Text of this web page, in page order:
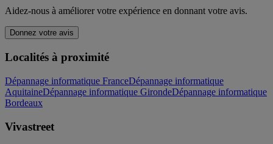
Aidez-nous à améliorer votre expérience en donnant votre avis.
Donnez votre avis
Localités à proximité
Dépannage informatique FranceDépannage informatique
AquitaineDépannage informatique GirondeDépannage informatique
Bordeaux
Vivastreet